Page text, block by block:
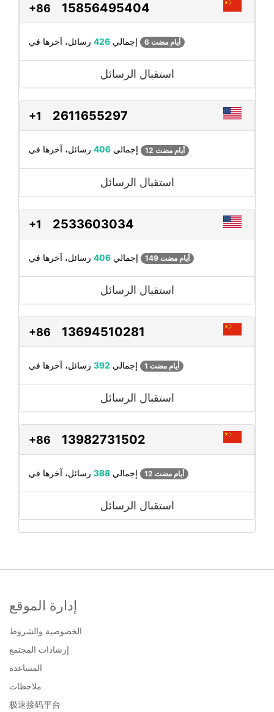
+86 15856495404
إجمالي 426 6 أيام مضت
استقبال الرسائل
+1 2611655297
إجمالي 406 12 أيام مضت
استقبال الرسائل
+1 2533603034
إجمالي 406 149 أيام مضت
استقبال الرسائل
+86 13694510281
إجمالي 392 1 أيام مضت
استقبال الرسائل
+86 13982731502
إجمالي 388 12 أيام مضت
استقبال الرسائل
إدارة الموقع
الخصوصية والشروط
إرشادات المجتمع
المساعدة
ملاحظات
极速接码平台